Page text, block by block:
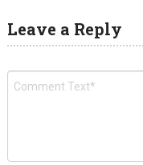
Leave a Reply